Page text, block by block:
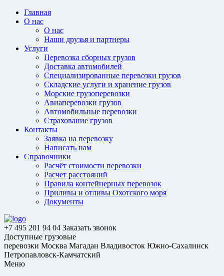
Главная
О нас
О нас
Наши друзья и партнеры
Услуги
Перевозка сборных грузов
Доставка автомобилей
Специализированные перевозки грузов
Складские услуги и хранение грузов
Морские грузоперевозки
Авиаперевозки грузов
Автомобильные перевозки
Страхование грузов
Контакты
Заявка на перевозку
Написать нам
Справочники
Расчёт стоимости перевозки
Расчет расстояний
Правила контейнерных перевозок
Приливы и отливы Охотского моря
Документы
+7 495 201 94 04 Заказать звонок
Доступные грузовые
перевозки Москва Магадан Владивосток Южно-Сахалинск
Петропавловск-Камчатский
Меню